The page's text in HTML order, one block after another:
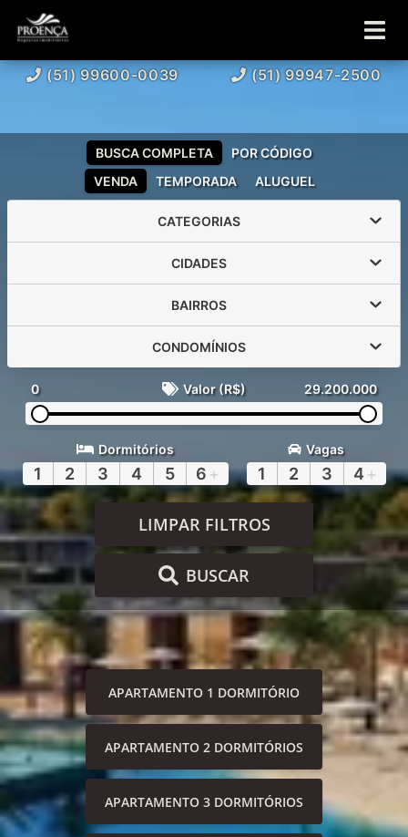
(51) 99600-0039 (51) 99947-2500
VENDA TEMPORADA ALUGUEL
BUSCA COMPLETA POR CÓDIGO
CATEGORIAS
CIDADES
BAIRROS
CONDOMÍNIOS
0 Valor (R$) 29.200.000
Dormitórios
1 2 3 4 5 6 +
Vagas
1 2 3 4 +
LIMPAR FILTROS
BUSCAR
APARTAMENTO 1 DORMITÓRIO
APARTAMENTO 2 DORMITÓRIOS
APARTAMENTO 3 DORMITÓRIOS